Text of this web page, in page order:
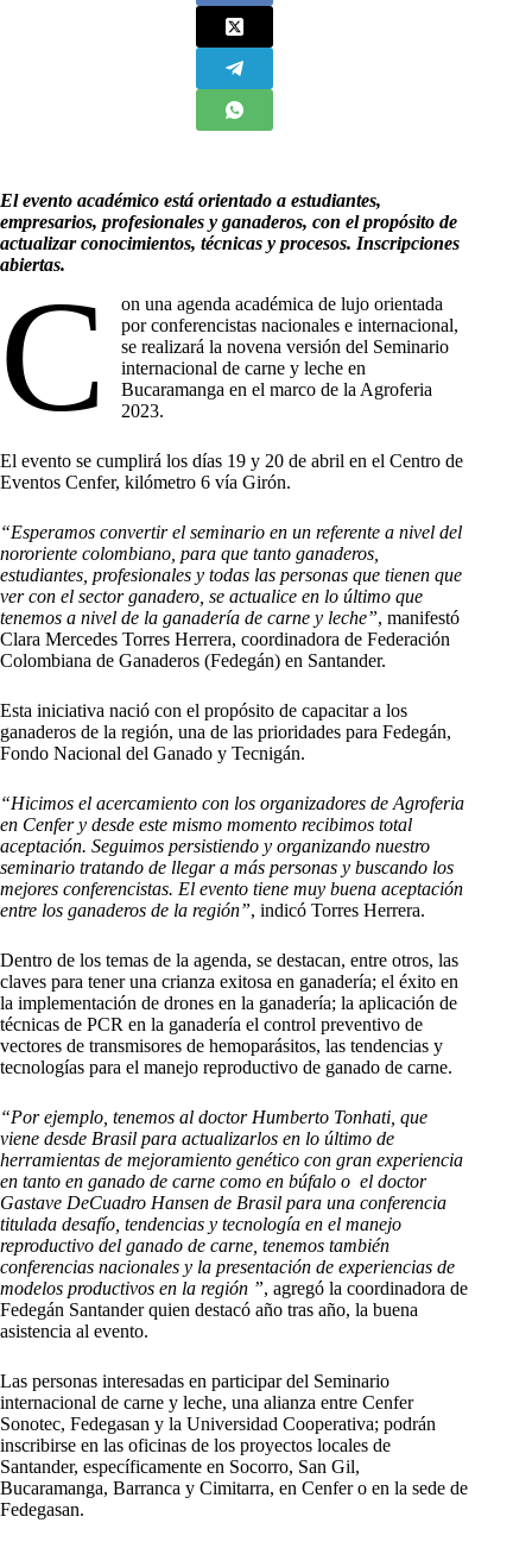
El evento académico está orientado a estudiantes,
empresarios, profesionales y ganaderos, con el propósito de
actualizar conocimientos, técnicas y procesos. Inscripciones
abiertas.
C
on una agenda académica de lujo orientada
por conferencistas nacionales e internacional,
se realizará la novena versión del Seminario
internacional de carne y leche en
Bucaramanga en el marco de la Agroferia
2023.
El evento se cumplirá los días 19 y 20 de abril en el Centro de
Eventos Cenfer, kilómetro 6 vía Girón.
“Esperamos convertir el seminario en un referente a nivel del
nororiente colombiano, para que tanto ganaderos,
estudiantes, profesionales y todas las personas que tienen que
ver con el sector ganadero, se actualice en lo último que
tenemos a nivel de la ganadería de carne y leche”, manifestó
Clara Mercedes Torres Herrera, coordinadora de Federación
Colombiana de Ganaderos (Fedegán) en Santander.
Esta iniciativa nació con el propósito de capacitar a los
ganaderos de la región, una de las prioridades para Fedegán,
Fondo Nacional del Ganado y Tecnigán.
“Hicimos el acercamiento con los organizadores de Agroferia
en Cenfer y desde este mismo momento recibimos total
aceptación. Seguimos persistiendo y organizando nuestro
seminario tratando de llegar a más personas y buscando los
mejores conferencistas. El evento tiene muy buena aceptación
entre los ganaderos de la región”, indicó Torres Herrera.
Dentro de los temas de la agenda, se destacan, entre otros, las
claves para tener una crianza exitosa en ganadería; el éxito en
la implementación de drones en la ganadería; la aplicación de
técnicas de PCR en la ganadería el control preventivo de
vectores de transmisores de hemoparásitos, las tendencias y
tecnologías para el manejo reproductivo de ganado de carne.
“Por ejemplo, tenemos al doctor Humberto Tonhati, que
viene desde Brasil para actualizarlos en lo último de
herramientas de mejoramiento genético con gran experiencia
en tanto en ganado de carne como en búfalo o el doctor
Gastave DeCuadro Hansen de Brasil para una conferencia
titulada desafío, tendencias y tecnología en el manejo
reproductivo del ganado de carne, tenemos también
conferencias nacionales y la presentación de experiencias de
modelos productivos en la región ”, agregó la coordinadora de
Fedegán Santander quien destacó año tras año, la buena
asistencia al evento.
Las personas interesadas en participar del Seminario
internacional de carne y leche, una alianza entre Cenfer
Sonotec, Fedegasan y la Universidad Cooperativa; podrán
inscribirse en las oficinas de los proyectos locales de
Santander, específicamente en Socorro, San Gil,
Bucaramanga, Barranca y Cimitarra, en Cenfer o en la sede de
Fedegasan.